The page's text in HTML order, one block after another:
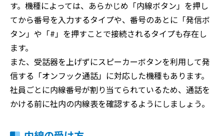
す。機種によっては、あらかじめ「内線ボタン」を押し
てから番号を入力するタイプや、番号のあとに「発信ボ
タン」や「#」を押すことで接続されるタイプも存在し
ます。
また、受話器を上げずにスピーカーボタンを利用して発
信する「オンフック通話」に対応した機種もあります。
社員ごとに内線番号が割り当てられているため、通話を
かける前に社内の内線表を確認するようにしましょう。